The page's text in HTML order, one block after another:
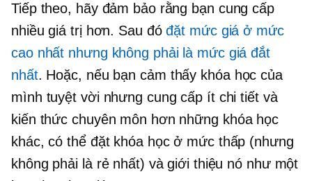
Tiếp theo, hãy đảm bảo rằng bạn cung cấp
nhiều giá trị hơn. Sau đóđặt mức giá ở mức
cao nhất nhưng không phải là mức giá đắt
nhất. Hoặc, nếu bạn cảm thấy khóa học của
mình tuyệt vời nhưng cung cấp ít chi tiết và
kiến ​​thức chuyên môn hơn những khóa học
khác, có thể đặt khóa học ở mức thấp (nhưng
không phải là rẻ nhất) và giới thiệu nó như một